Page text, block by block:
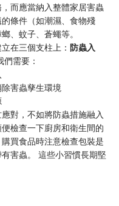
而應當納入整體家居害蟲
條件（如潮濕、食物殘
、蚊子、蒼蠅等。
在三個支柱上：防蟲入
需要：
害蟲孳生環境
對，不如將防蟲措施融入
檢查一下廚房和衛生間的
買食品時注意檢查包裝是
害蟲。 這些小習慣長期堅